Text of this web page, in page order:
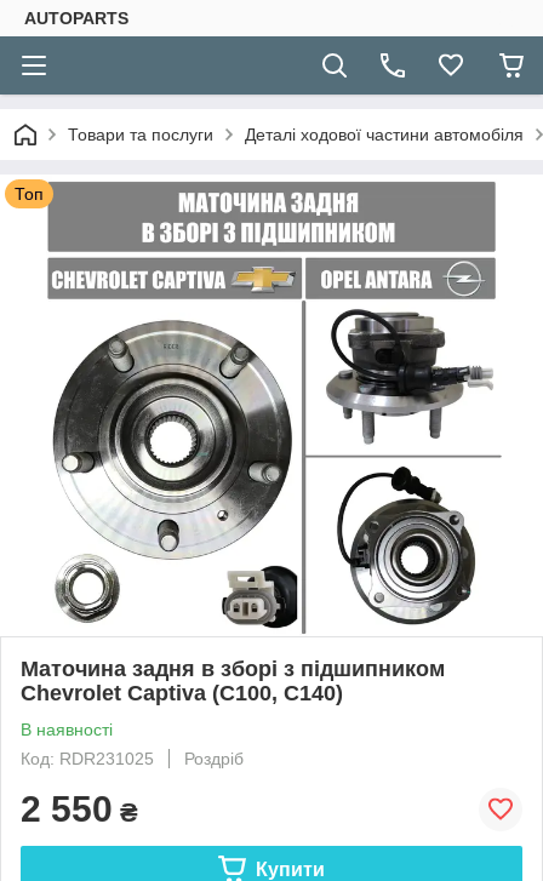
AUTOPARTS
Товари та послуги Деталі ходової частини автомобіля
Топ
Маточина задня в зборі з підшипником
Chevrolet Captiva (C100, C140)
В наявності
Код: RDR231025
Роздріб
2 550 ₴
Купити